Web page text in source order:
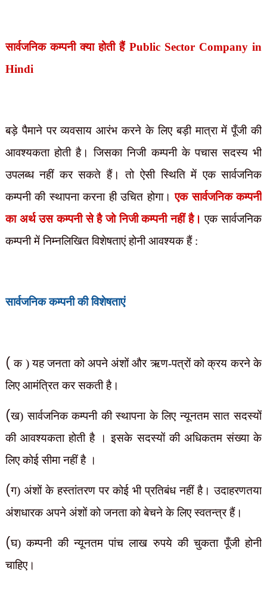
सार्वजनिक कम्पनी क्या होती हैं Public Sector Company in
Hindi
बड़े पैमाने पर व्यवसाय आरंभ करने के लिए बड़ी मात्रा में पूँजी की
आवश्यकता होती है। जिसका निजी कम्पनी के पचास सदस्य भी
उपलब्ध नहीं कर सकते हैं। तो ऐसी स्थिति में एक सार्वजनिक
कम्पनी की स्थापना करना ही उचित होगा।एक सार्वजनिक कम्पनी
का अर्थ उस कम्पनी से है जो निजी कम्पनी नहीं है। एक सार्वजनिक
कम्पनी में निम्नलिखित विशेषताएं होनी आवश्यक हैं :
सार्वजनिक कम्पनी की विशेषताएं
(क ) यह जनता को अपने अंशों और ऋण-पत्रों को क्रय करने के
लिए आमंत्रित कर सकती है।
(ख) सार्वजनिक कम्पनी की स्थापना के लिए न्यूनतम सात सदस्यों
की आवश्यकता होती है । इसके सदस्यों की अधिकतम संख्या के
लिए कोई सीमा नहीं है ।
(ग) अंशों के हस्तांतरण पर कोई भी प्रतिबंध नहीं है। उदाहरणतया
अंशधारक अपने अंशों को जनता को बेचने के लिए स्वतन्त्र हैं।
(घ) कम्पनी की न्यूनतम पांच लाख रुपये की चुकता पूँजी होनी
चाहिए।